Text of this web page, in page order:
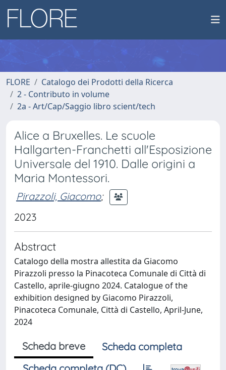
FLORE
Catalogo dei Prodotti della Ricerca
2 - Contributo in volume
2a - Art/Cap/Saggio libro scient/tech
Alice a Bruxelles. Le scuole
Hallgarten-Franchetti all'Esposizione
Universale del 1910. Dalle origini a
Maria Montessori.
Pirazzoli, Giacomo;
2023
Abstract
Catalogo della mostra allestita da Giacomo
Pirazzoli presso la Pinacoteca Comunale di Città di
Castello, aprile-giugno 2024. Catalogue of the
exhibition designed by Giacomo Pirazzoli,
Pinacoteca Comunale, Città di Castello, April-June,
2024
Scheda breve
Scheda completa